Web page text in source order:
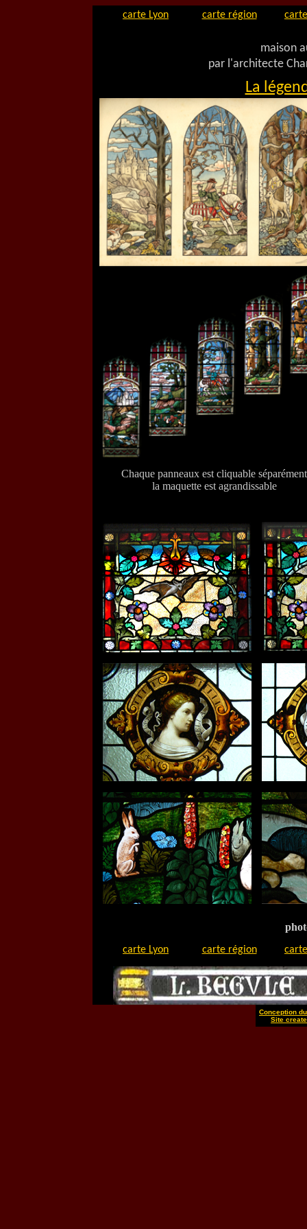
carte Lyon carte région
maison
par l'architecte
La
Chaque panneaux est cliquable séparément
la maquette est agrandissable
carte Lyon carte région
Conception
Site